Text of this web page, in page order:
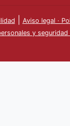
Aviso legal ·
y